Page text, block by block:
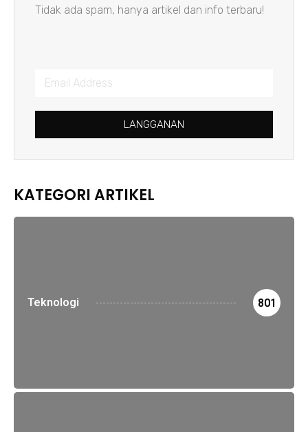
Tidak ada spam, hanya artikel dan info terbaru!
LANGGANAN
KATEGORI ARTIKEL
Teknologi 801